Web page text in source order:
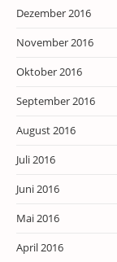
Dezember 2016
November 2016
Oktober 2016
September 2016
August 2016
Juli 2016
Juni 2016
Mai 2016
April 2016